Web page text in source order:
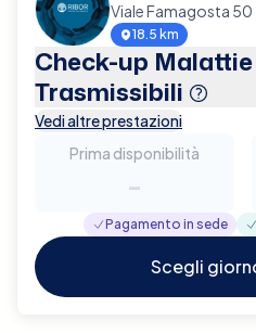
Viale Famagosta
18.5 km
Check-up
Trasmissibili
Vedi altre prestazioni
Prima disponibilità
-
Pagamento in sede
Scegli